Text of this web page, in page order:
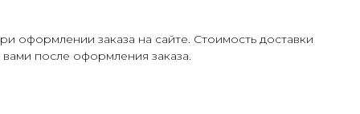
оформлении заказа на сайте. Стоимость доставки
после оформления заказа.